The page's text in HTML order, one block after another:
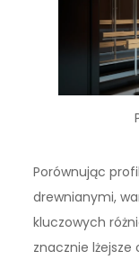
Porównując
drewnianymi,
kluczowych
znacznie